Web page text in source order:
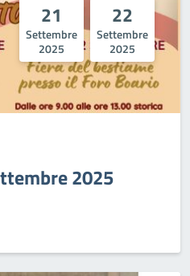
21
Settembre
2025
22
Settembre
2025
2025
2025}